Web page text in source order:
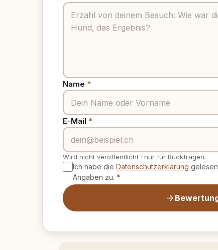
Name *
E-Mail *
Wird nicht veröffentlicht · nur für Rückfragen.
Ich habe die Datenschutzerklärung
Angaben zu. *